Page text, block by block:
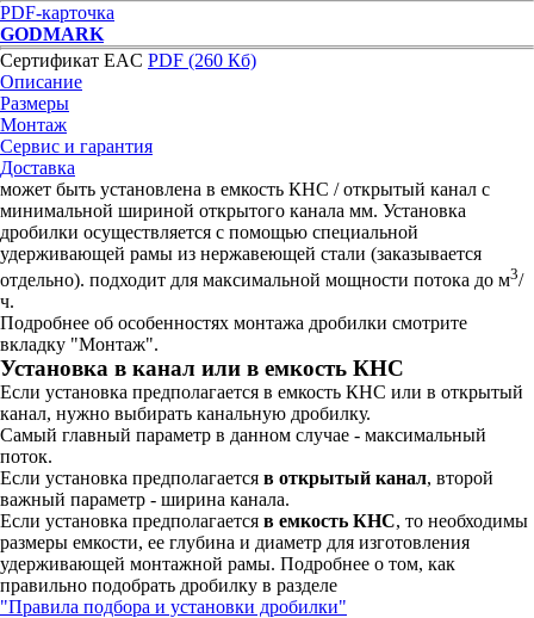
PDF-карточка
GODMARK
Сертификат EAC PDF (260 Кб)
Описание
Размеры
Монтаж
Сервис и гарантия
Доставка
может быть установлена в емкость КНС / открытый канал c
минимальной шириной открытого канала мм. Установка
дробилки осуществляется с помощью специальной
удерживающей рамы из нержавеющей стали (заказывается
отдельно). подходит для максимальной мощности потока до м3/
ч.
Подробнее об особенностях монтажа дробилки смотрите
вкладку "Монтаж".
Установка в канал или в емкость КНС
Если установка предполагается в емкость КНС или в открытый
канал, нужно выбирать канальную дробилку.
Самый главный параметр в данном случае - максимальный
поток.
Если установка предполагается в открытый канал, второй
важный параметр - ширина канала.
Если установка предполагается в емкость КНС, то необходимы
размеры емкости, ее глубина и диаметр для изготовления
удерживающей монтажной рамы. Подробнее о том, как
правильно подобрать дробилку в разделе
"Правила подбора и установки дробилки"